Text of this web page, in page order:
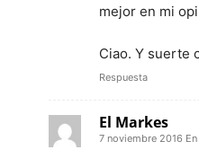
mejor en mi
Ciao. Y suerte
Respuesta
El Markes
7 noviembre 2016